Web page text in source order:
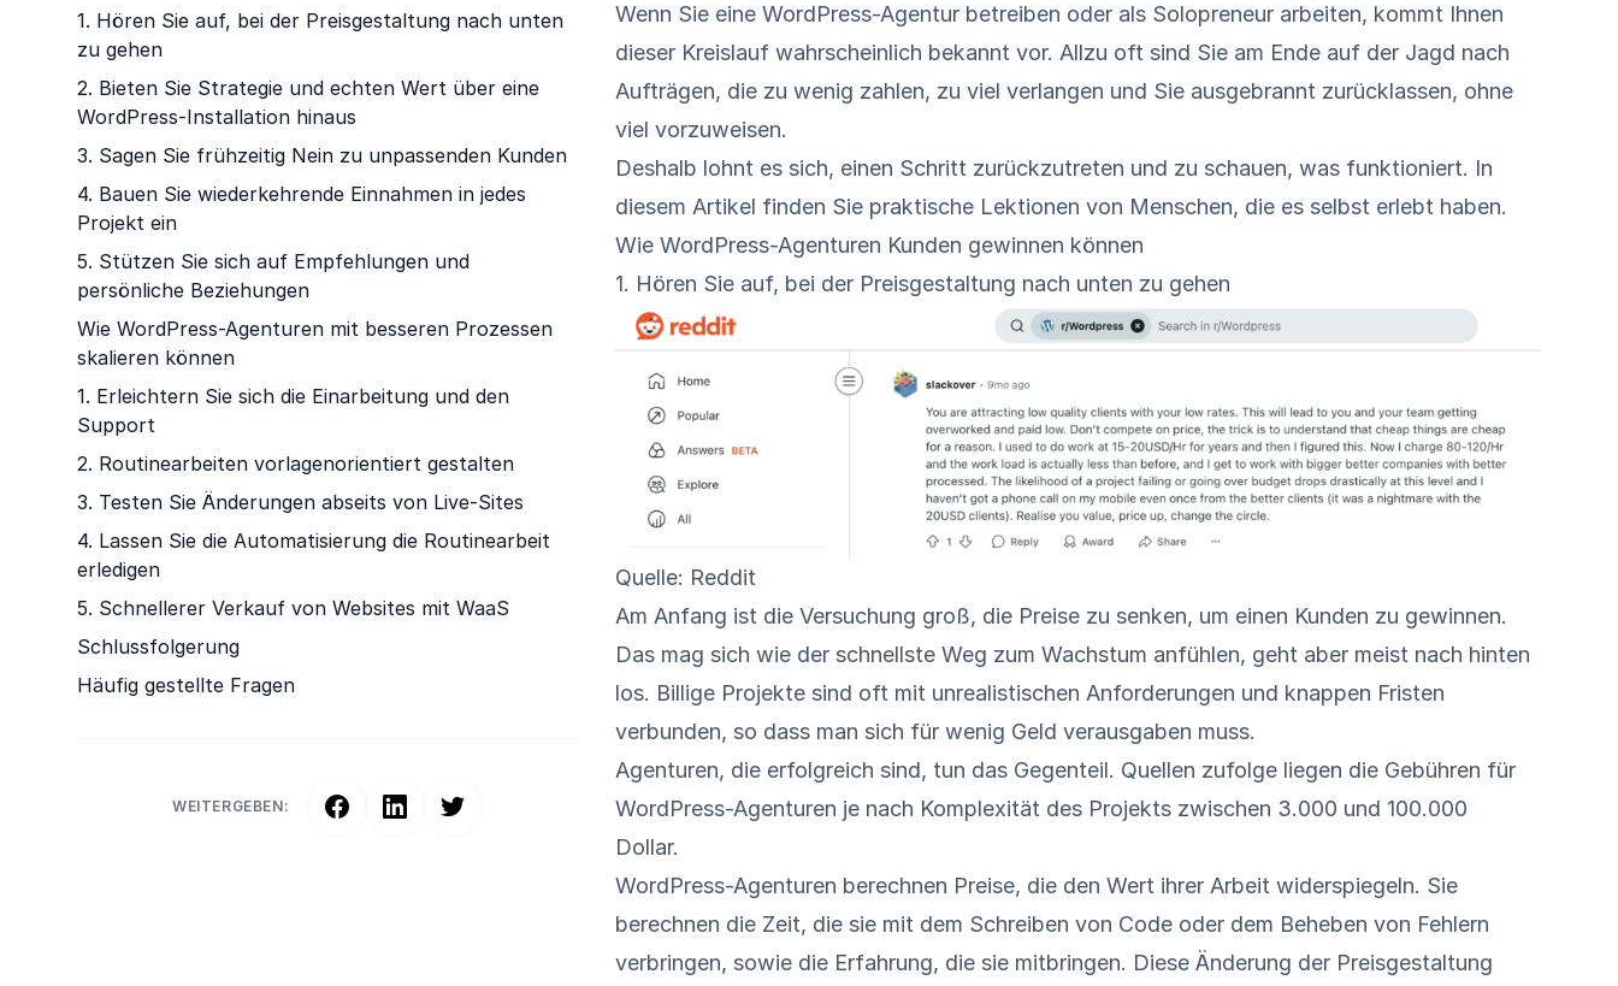
1. Hören Sie auf, bei der Preisgestaltung nach unten
zu gehen
2. Bieten Sie Strategie und echten Wert über eine
WordPress-Installation hinaus
3. Sagen Sie frühzeitig Nein zu unpassenden Kunden
4. Bauen Sie wiederkehrende Einnahmen in jedes
Projekt ein
5. Stützen Sie sich auf Empfehlungen und
persönliche Beziehungen
Wie WordPress-Agenturen mit besseren Prozessen
skalieren können
1. Erleichtern Sie sich die Einarbeitung und den
Support
2. Routinearbeiten vorlagenorientiert gestalten
3. Testen Sie Änderungen abseits von Live-Sites
4. Lassen Sie die Automatisierung die Routinearbeit
erledigen
5. Schnellerer Verkauf von Websites mit WaaS
Schlussfolgerung
Häufig gestellte Fragen
WEITERGEBEN:
Wenn Sie eine WordPress-Agentur betreiben oder als Solopreneur arbeiten, kommt Ihnen
dieser Kreislauf wahrscheinlich bekannt vor. Allzu oft sind Sie am Ende auf der Jagd nach
Aufträgen, die zu wenig zahlen, zu viel verlangen und Sie ausgebrannt zurücklassen, ohne
viel vorzuweisen.
Deshalb lohnt es sich, einen Schritt zurückzutreten und zu schauen, was funktioniert. In
diesem Artikel finden Sie praktische Lektionen von Menschen, die es selbst erlebt haben.
Wie WordPress-Agenturen Kunden gewinnen können
1. Hören Sie auf, bei der Preisgestaltung nach unten zu gehen
Quelle: Reddit
Am Anfang ist die Versuchung groß, die Preise zu senken, um einen Kunden zu gewinnen.
Das mag sich wie der schnellste Weg zum Wachstum anfühlen, geht aber meist nach hinten
los. Billige Projekte sind oft mit unrealistischen Anforderungen und knappen Fristen
verbunden, so dass man sich für wenig Geld verausgaben muss.
Agenturen, die erfolgreich sind, tun das Gegenteil. Quellen zufolge liegen die Gebühren für
WordPress-Agenturen je nach Komplexität des Projekts zwischen 3.000 und 100.000
Dollar.
WordPress-Agenturen berechnen Preise, die den Wert ihrer Arbeit widerspiegeln. Sie
berechnen die Zeit, die sie mit dem Schreiben von Code oder dem Beheben von Fehlern
verbringen, sowie die Erfahrung, die sie mitbringen. Diese Änderung der Preisgestaltung